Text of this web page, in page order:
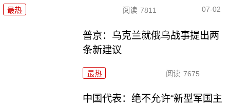
最热 阅读 7811 07-02
普京：乌克兰就俄乌战事提出两
条新建议
最热 阅读 7675
中国代表：绝不允许“新型军国主